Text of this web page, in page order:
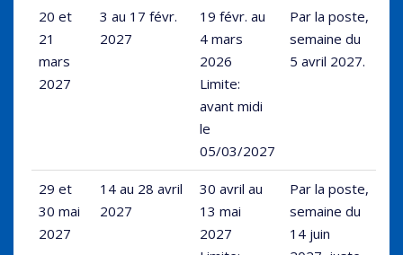
20 et
21
mars
2027
3 au 17 févr.
2027
19 févr. au
4 mars
2026
Limite:
avant midi
le
05/03/2027
Par la poste,
semaine du
5 avril 2027.
29 et
30 mai
2027
14 au 28 avril
2027
30 avril au
13 mai
2027
Par la poste,
semaine du
14 juin